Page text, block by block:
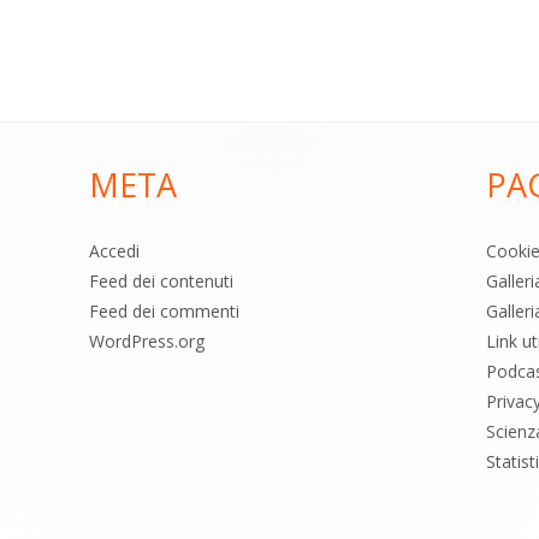
META
Accedi
Feed dei contenuti
Feed dei commenti
WordPress.org
Link